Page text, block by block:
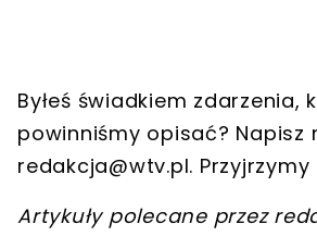
Byłeś świadkiem zdarzenia,
powinniśmy opisać? Napisz
redakcja@wtv.pl.
Artykuły polecane przez